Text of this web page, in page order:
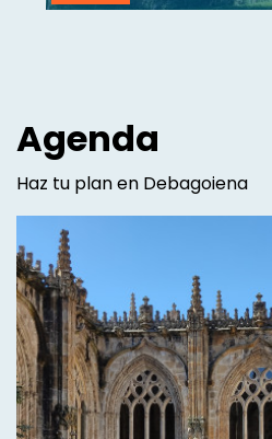
Agenda
Haz tu plan en Debagoiena